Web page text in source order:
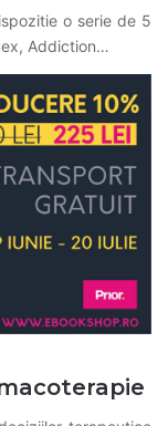
o serie de 5
Addiction…